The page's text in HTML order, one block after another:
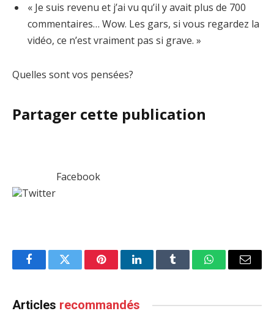
« Je suis revenu et j’ai vu qu’il y avait plus de 700
commentaires… Wow. Les gars, si vous regardez la
vidéo, ce n’est vraiment pas si grave. »
Quelles sont vos pensées?
Partager cette publication
Facebook
Twitter
FacebookTwitter PinterestLinkedInTumblr WhatsAppEmail
Articles recommandés